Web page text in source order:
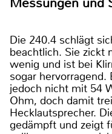
Messungen und
Die 240.4 schlägt
beachtlich. Sie zickt
wenig und ist bei
sogar
jedoch nicht mit 54
Ohm, doch damit
Hecklautsprecher.
gedämpft und zeigt